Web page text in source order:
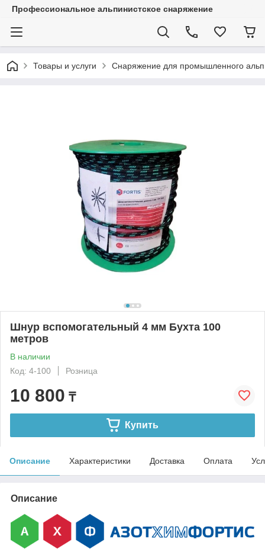
Профессиональное альпинистское снаряжение
Товары и услуги Снаряжение для промышленного
Шнур вспомогательный 4 мм Бухта 100
метров
В наличии
Код: 4-100
Розница
10 800 ₸
Купить
Описание Характеристики Доставка Оплата
Описание